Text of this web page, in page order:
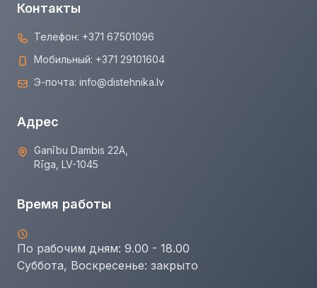
Контакты
Телефон: +371 67501096
Мобильный: +371 29101604
Э-почта: info@distehnika.lv
Адрес
Ganību Dambis 22A,
Rīga, LV-1045
Время работы
По рабочим дням: 9.00 - 18.00
Суббота, Воскресенье: закрыто